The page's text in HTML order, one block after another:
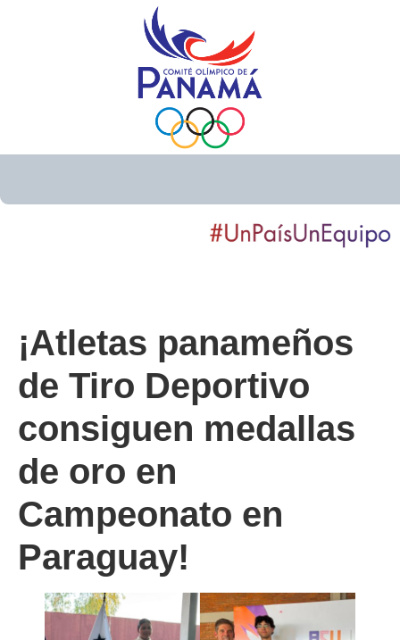
¡Atletas panameños
de Tiro Deportivo
consiguen medallas
de oro en
Campeonato en
Paraguay!